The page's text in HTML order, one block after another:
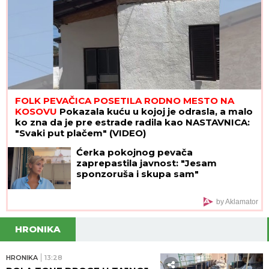
Objavljene nove cene goriva: Evo koliko ćemo
plaćati benzin i dizel na pumpama
EVO KOLIKO GODIŠNJE ZARAĐUJE
DRAGAN STANKOVIĆMilioni su u
pitanju, a Jovana Jeremić tvrdi: "U
dugovima je"
Ovo se dešava u domu Ognjena
Amidžića i Mine Naumović, redovno
ih POSEĆUJE ŽENA IZ AZIJE: "Bio je
proces oko papirologije, sa
Perunom ne može da pomogne"